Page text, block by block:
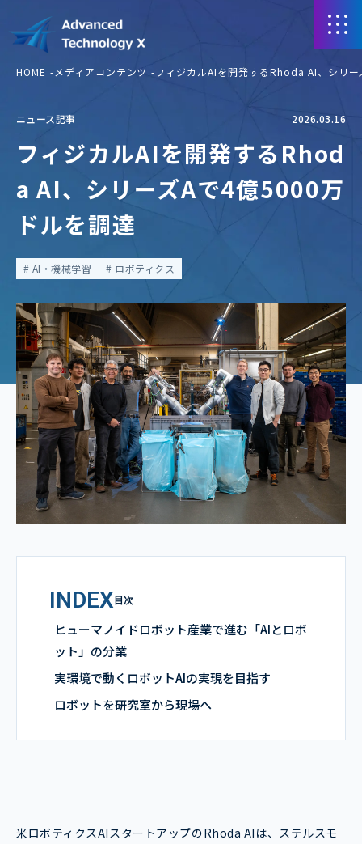
HOME メディアコンテンツ フィジカルAIを開発するRhoda AI、シリ
ニュース記事 2026.03.16
フィジカルAIを開発するRhod
a AI、シリーズAで4億5000万
ドルを調達
AI・機械学習 ロボティクス
INDEX目次
ヒューマノイドロボット産業で進む「AIとロボ
ット」の分業
実環境で動くロボットAIの実現を目指す
ロボットを研究室から現場へ
米ロボティクスAIスタートアップのRhoda AIは、ステルスモ